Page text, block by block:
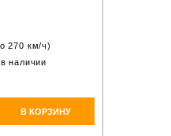
270 км/ч)
наличии
В КОРЗИНУ